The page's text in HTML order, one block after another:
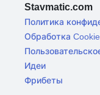
Stavmatic.com
Политика
Обработка
Идеи
Фрибеты